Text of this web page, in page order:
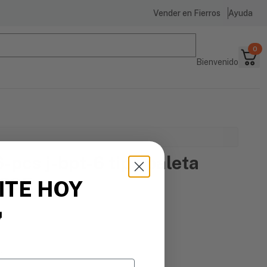
Vender en Fierros Ayuda
Bienvenido
0
pcs j-bpt-6 tipo paleta
HOY